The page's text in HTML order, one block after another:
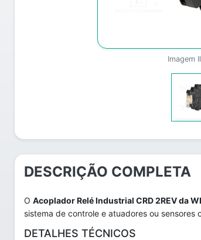
Imagem
DESCRIÇÃO COMPLETA
O Acoplador Relé Industrial CRD 2REV da
sistema de controle e atuadores ou
DETALHES TÉCNICOS